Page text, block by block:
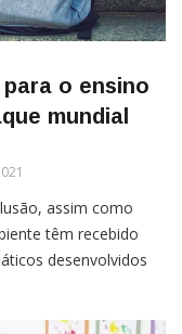
o ensino
mundial
assim como
têm recebido
desenvolvidos